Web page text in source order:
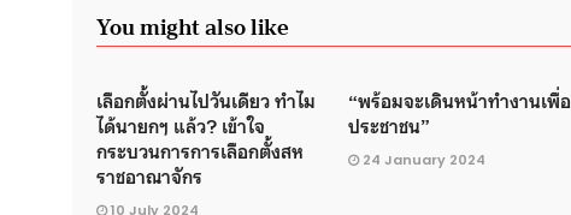
You might also like
เลือกตั้งผ่านไปวันเดียว ทำไม
ได้นายกฯ แล้ว? เข้าใจ
กระบวนการการเลือกตั้งสห
ราชอาณาจักร
10 July 2024
“พร้อมจะเดินหน้าทำงานเพื่อ
ประชาชน”
24 January 2024